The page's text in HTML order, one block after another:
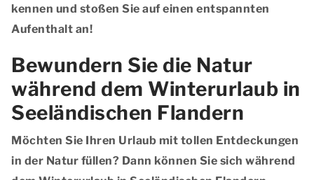
kennen und stoßen Sie auf einen entspannten
Aufenthalt an!
Bewundern Sie die Natur
während dem Winterurlaub in
Seeländischen Flandern
Möchten Sie Ihren Urlaub mit tollen Entdeckungen
in der Natur füllen? Dann können Sie sich während